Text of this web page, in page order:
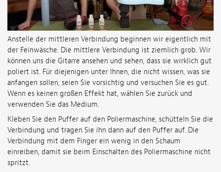
Anstelle der mittleren Verbindung beginnen wir eigentlich mit
der Feinwäsche. Die mittlere Verbindung ist ziemlich grob. Wir
können uns die Gitarre ansehen und sehen, dass sie wirklich gut
poliert ist. Für diejenigen unter Ihnen, die nicht wissen, was sie
anfangen sollen, seien Sie vorsichtig und versuchen Sie es gut.
Wenn es keinen großen Effekt hat, wählen Sie zurück und
verwenden Sie das Medium.
Kleben Sie den Puffer auf den Poliermaschine, schütteln Sie die
Verbindung und tragen Sie ihn dann auf den Puffer auf. Die
Verbindung mit dem Finger ein wenig in den Schaum
einreiben, damit sie beim Einschalten des Poliermaschine nicht
spritzt.